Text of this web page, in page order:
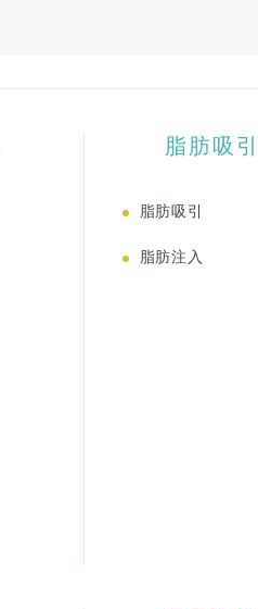
脂肪吸引
脂肪吸引
脂肪注入